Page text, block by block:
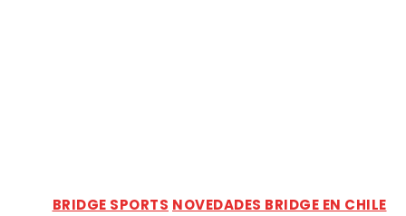
BRIDGE SPORTS NOVEDADES BRIDGE EN CHILE